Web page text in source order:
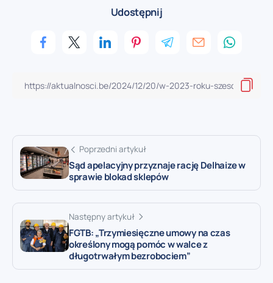
Udostępnij
Poprzedni artykuł
Sąd apelacyjny przyznaje rację Delhaize w
sprawie blokad sklepów
Następny artykuł
FGTB: „Trzymiesięczne umowy na czas
określony mogą pomóc w walce z
długotrwałym bezrobociem”